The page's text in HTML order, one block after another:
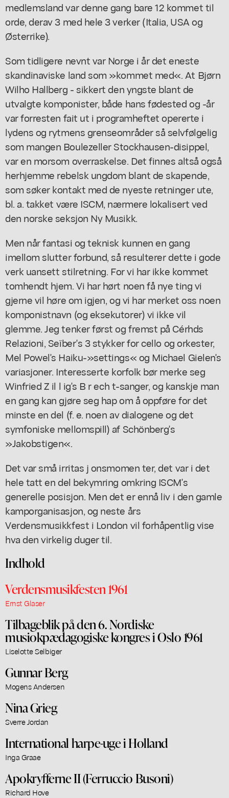
medlemsland var denne gang bare 12 kommet til
orde, derav 3 med hele 3 verker (Italia, USA og
Østerrike).
Som tidligere nevnt var Norge i år det eneste
skandinaviske land som »kommet med«. At Bjørn
Wilho Hallberg - sikkert den yngste blant de
utvalgte komponister, både hans fødested og -år
var forresten fait ut i programheftet opererte i
lydens og rytmens grenseområder så selvfølgelig
som mangen Boulezeller Stockhausen-disippel,
var en morsom overraskelse. Det finnes altså også
herhjemme rebelsk ungdom blant de skapende,
som søker kontakt med de nyeste retninger ute,
bl. a. takket være ISCM, nærmere lokalisert ved
den norske seksjon Ny Musikk.
Men når fantasi og teknisk kunnen en gang
imellom slutter forbund, så resulterer dette i gode
verk uansett stilretning. For vi har ikke kommet
tomhendt hjem. Vi har hørt noen få nye ting vi
gjerne vil høre om igjen, og vi har merket oss noen
komponistnavn (og eksekutorer) vi ikke vil
glemme. Jeg tenker først og fremst på Cérhds
Relazioni, Seïber's 3 stykker for cello og orkester,
Mel Powel's Haiku-»settings« og Michael Gielen's
variasjoner. Interesserte korfolk bør merke seg
Winfried Z il l ig's B r ech t-sanger, og kanskje man
en gang kan gjøre seg hap om å oppføre for det
minste en del (f. e. noen av dialogene og det
symfoniske mellomspill) af Schönberg's
»Jakobstigen«.
Det var små irritas j onsmomen ter, det var i det
hele tatt en del bekymring omkring ISCM's
generelle posisjon. Men det er ennå liv i den gamle
kamporganisasjon, og neste års
Verdensmusikkfest i London vil forhåpentlig vise
hva den virkelig duger til.
Indhold
Verdensmusikfesten 1961
Ernst Glaser
Tilbageblik på den 6. Nordiske
musiokpædagogiske kongres i Oslo 1961
Liselotte Selbiger
Gunnar Berg
Mogens Andersen
Nina Grieg
Sverre Jordan
International harpe-uge i Holland
Inga Graae
Apokryfferne II (Ferruccio Busoni)
Richard Hove